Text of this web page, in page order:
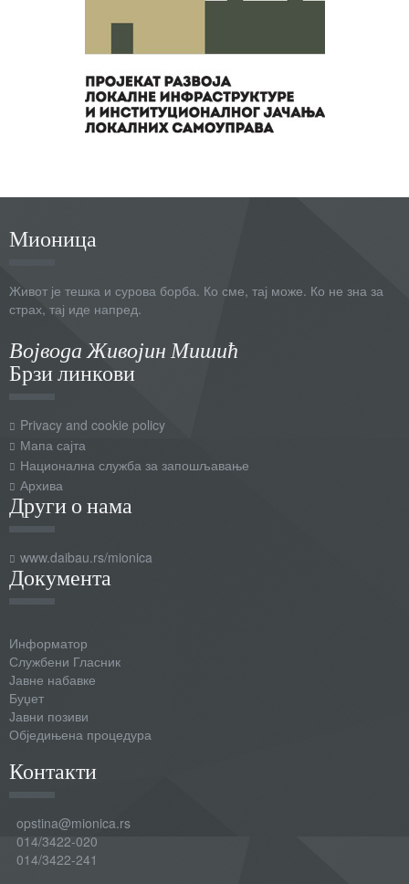
Мионица
Живот је тешка и сурова борба. Ко сме, тај може. Ко не зна за
страх, тај иде напред.
Војвода Живојин Мишић
Брзи линкови
Privacy and cookie policy
Мапа сајта
Национална служба за запошљавање
Архива
Други о нама
www.daibau.rs/mionica
Документа
Информатор
Службени Гласник
Јавне набавке
Буџет
Јавни позиви
Обједињена процедура
Контакти
opstina@mionica.rs
014/3422-020
014/3422-241